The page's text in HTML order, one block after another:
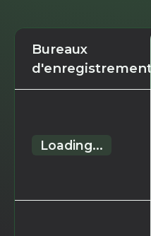
Bureaux
d'enregistrement
Loading...